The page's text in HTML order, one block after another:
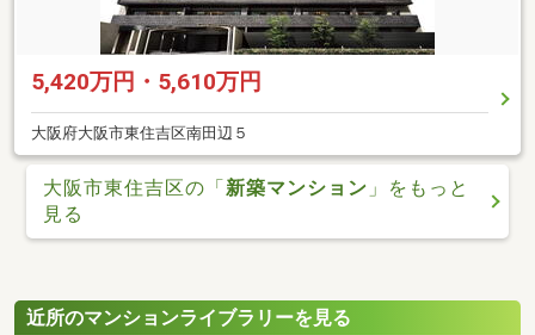
5,420万円・5,610万円
大阪府大阪市東住吉区南田辺５
大阪市東住吉区の「 新築マンション 」をもっと
見る
近所のマンションライブラリーを見る